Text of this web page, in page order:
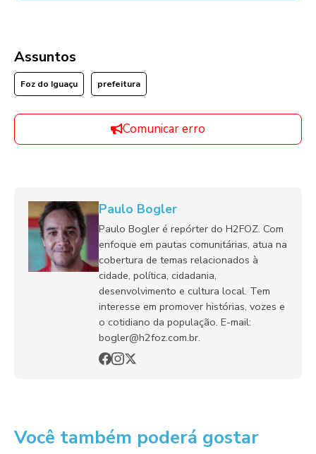
Assuntos
Foz do Iguaçu prefeitura
Comunicar erro
Paulo Bogler
Paulo Bogler é repórter do H2FOZ. Com
enfoque em pautas comunitárias, atua na
cobertura de temas relacionados à
cidade, política, cidadania,
desenvolvimento e cultura local. Tem
interesse em promover histórias, vozes e
o cotidiano da população. E-mail:
bogler@h2foz.com.br.
Você também poderá gostar